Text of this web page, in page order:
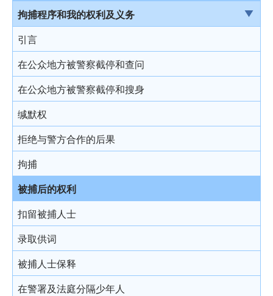
刑事诉讼及民事诉讼
事务律师与大律师
简介律政司
香港法院及司法机构
经公诉程序定罪及经简易程序定罪
首次聆讯
认罪
求情及判刑
认罪对判刑的影响
不认罪
审讯
结案陈词及裁决
由陪审团审讯
上诉
少年法庭的司法管辖权
保护少年罪犯
少年法庭的聆讯程序
少年罪犯惩罚的限制
判刑原则
判刑
拘捕程序和我的权利及义务
引言
在公众地方被警察截停和查问
在公众地方被警察截停和搜身
缄默权
拒绝与警方合作的后果
拘捕
被捕后的权利
扣留被捕人士
录取供词
被捕人士保释
在警署及法庭分隔少年人